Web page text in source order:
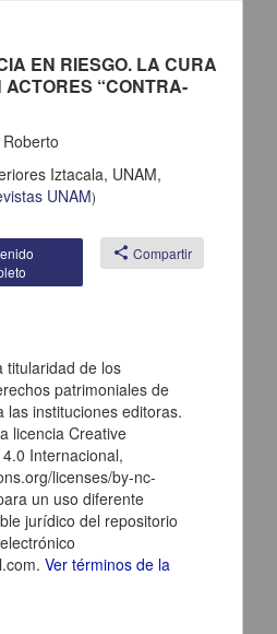
DE UNA ESCALA DE
DE PACIENTES.
Sierra, Violeta; González
EN RIESGO. LA CURA
“CONTRA-
Iztacala, UNAM,
UNAM)
share Compartir
titularidad de los
patrimoniales de
las instituciones editoras.
licencia Creative
Internacional,
licenses/by-nc-
un uso diferente
jurídico del repositorio
Ver términos de la